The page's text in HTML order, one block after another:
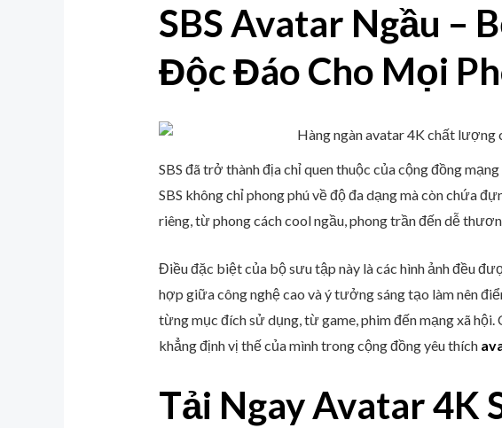
SBS Avatar Ngầu –
Độc Đáo Cho Mọi
SBS đã trở thành địa chỉ quen thuộc của cộng đồng
SBS không chỉ phong phú về độ đa dạng mà còn chứa
riêng, từ phong cách cool ngầu, phong trần đến dễ
Điều đặc biệt của bộ sưu tập này là các hình ảnh đều
hợp giữa công nghệ cao và ý tưởng sáng tạo làm nên
từng mục đích sử dụng, từ game, phim đến mạng xã
khẳng định vị thế của mình trong cộng đồng yêu thích
Tải Ngay Avatar 4K